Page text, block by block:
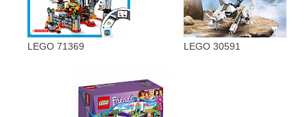
LEGO 71369 LEGO 30591